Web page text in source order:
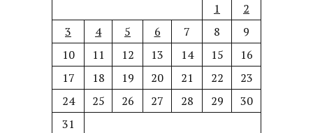
1
2
3
4 5 6 7 8
9
10
11 12 13 14 15
16
17
18 19 20 21 22
23
24
25 26 27 28 29
30
31